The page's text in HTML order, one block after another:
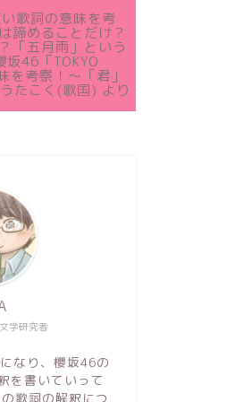
歌詞の意味を考
諦めることだけ？
「五月雨」という
坂46「TOKYO
を考察！〜「君」
たこく(歌国) より
学研究者
なり、櫻坂46の
を書いていって
歌詞の解釈につ